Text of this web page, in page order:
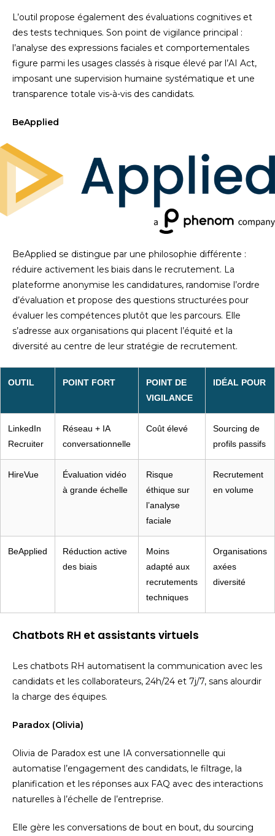
L’outil propose également des évaluations cognitives et
des tests techniques. Son point de vigilance principal :
l’analyse des expressions faciales et comportementales
figure parmi les usages classés à risque élevé par l’AI Act,
imposant une supervision humaine systématique et une
transparence totale vis-à-vis des candidats.
BeApplied
BeApplied se distingue par une philosophie différente :
réduire activement les biais dans le recrutement. La
plateforme anonymise les candidatures, randomise l’ordre
d’évaluation et propose des questions structurées pour
évaluer les compétences plutôt que les parcours. Elle
s’adresse aux organisations qui placent l’équité et la
diversité au centre de leur stratégie de recrutement.
OUTIL POINT FORT
POINT DE
VIGILANCE
IDÉAL POUR
LinkedIn
Recruiter
Réseau + IA
conversationnelle
Coût élevé
Sourcing de
profils passifs
HireVue
Évaluation vidéo
à grande échelle
Risque
éthique sur
l’analyse
faciale
Recrutement
en volume
BeApplied
Réduction active
des biais
Moins
adapté aux
recrutements
techniques
Organisations
axées
diversité
Chatbots RH et assistants virtuels
Les chatbots RH automatisent la communication avec les
candidats et les collaborateurs, 24h/24 et 7j/7, sans alourdir
la charge des équipes.
Paradox (Olivia)
Olivia de Paradox est une IA conversationnelle qui
automatise l’engagement des candidats, le filtrage, la
planification et les réponses aux FAQ avec des interactions
naturelles à l’échelle de l’entreprise.
Elle gère les conversations de bout en bout, du sourcing